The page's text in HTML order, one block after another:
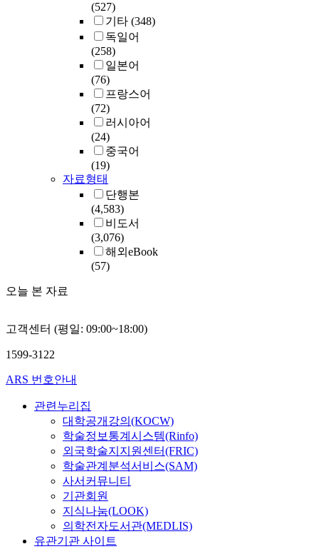
(527)
기타 (348)
독일어
(258)
일본어
(76)
프랑스어
(72)
러시아어
(24)
중국어
(19)
자료형태
단행본
(4,583)
비도서
(3,076)
해외eBook
(57)
오늘 본 자료
고객센터 (평일: 09:00~18:00)
1599-3122
ARS 번호안내
관련누리집
대학공개강의(KOCW)
학술정보통계시스템(Rinfo)
외국학술지지원센터(FRIC)
학술관계분석서비스(SAM)
사서커뮤니티
기관회원
지식나눔(LOOK)
의학전자도서관(MEDLIS)
유관기관 사이트